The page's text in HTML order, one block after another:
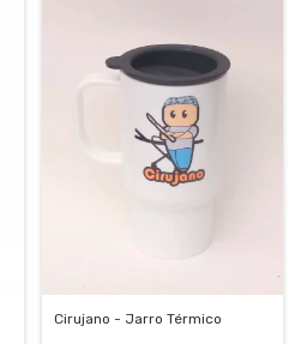
Cirujano - Jarro Térmico